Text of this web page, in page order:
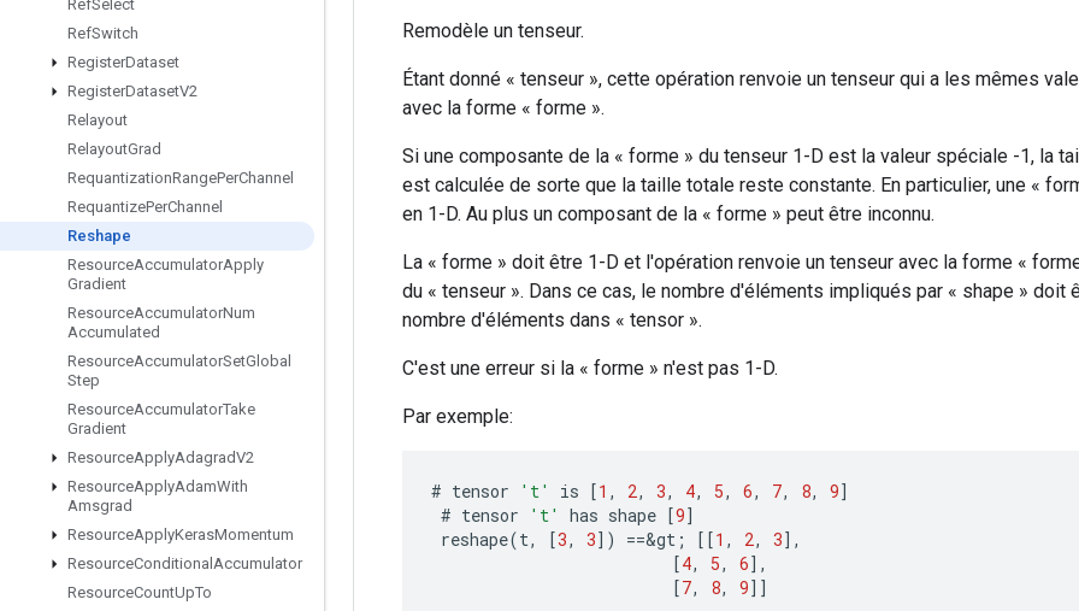
RefSelect
RefSwitch
RegisterDataset
RegisterDatasetV2
Relayout
RelayoutGrad
RequantizationRangePerChannel
RequantizePerChannel
Reshape
ResourceAccumulatorApply
Gradient
ResourceAccumulatorNum
Accumulated
ResourceAccumulatorSetGlobal
Step
ResourceAccumulatorTake
Gradient
ResourceApplyAdagradV2
ResourceApplyAdamWith
Amsgrad
ResourceApplyKerasMomentum
ResourceConditional Accumulator
ResourceCountUpTo
Remodèle un tenseur.
Étant donné « tenseur », cette opération renvoie un tenseur qui a les mêmes
avec la forme « forme ».
Si une composante de la « forme » du tenseur 1-D est la valeur spéciale -1, la
est calculée de sorte que la taille totale reste constante. En particulier, une «
en 1-D. Au plus un composant de la « forme » peut être inconnu.
La « forme » doit être 1-D et l'opération renvoie un tenseur avec la forme «
du « tenseur ». Dans ce cas, le nombre d'éléments impliqués par « shape » doit
nombre d'éléments dans « tensor ».
C'est une erreur si la « forme » n'est pas 1-D.
Par exemple:
# tensor 't' is [1 , 2, 3, 4, 5, 6, 7, 8, 9]
# tensor 't' has shape [9]
reshape(t, [3, 3] ) ==&gt ; [[1 , 2, 3] ,
[4, 5, 6] ,
[7, 8, 9]]